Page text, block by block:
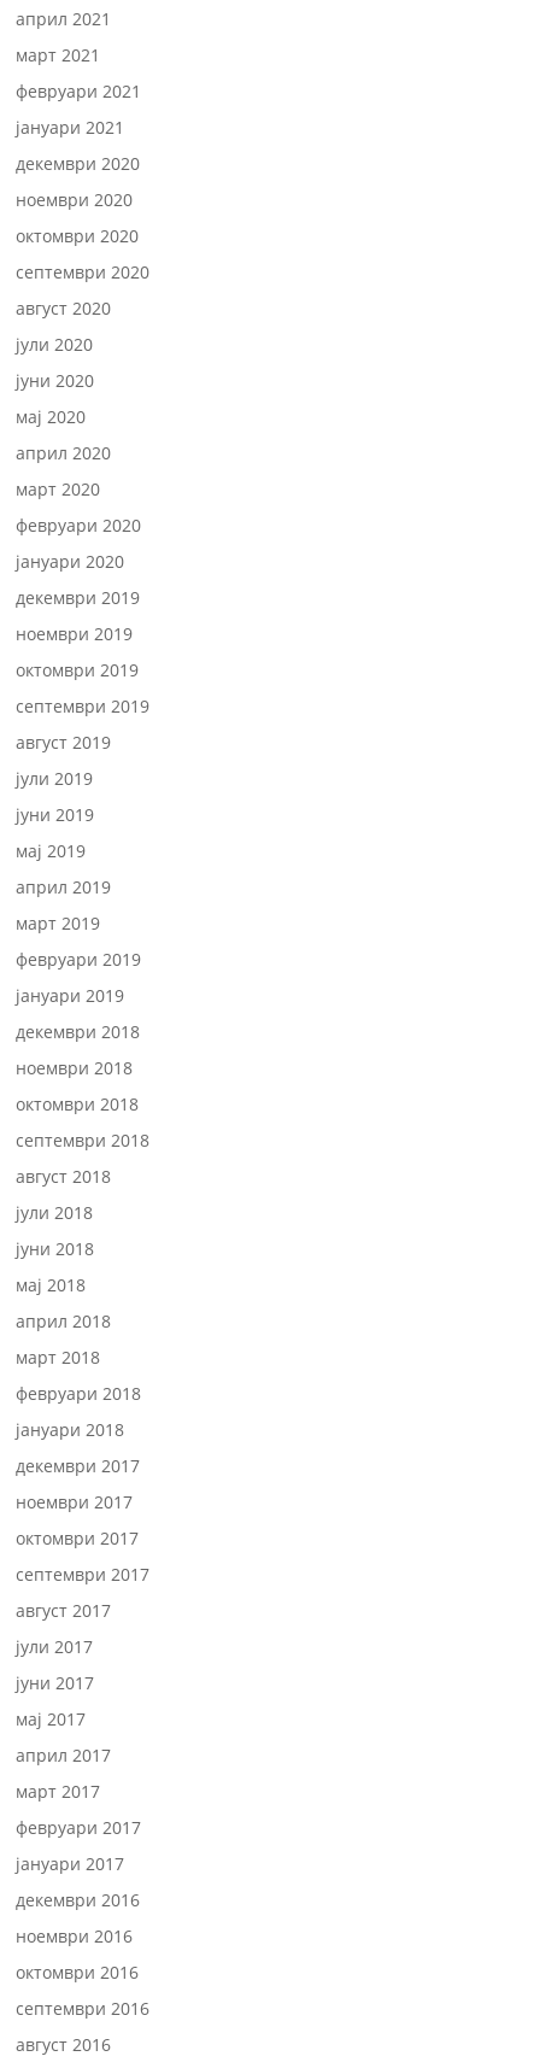
април 2021
март 2021
февруари 2021
јануари 2021
декември 2020
ноември 2020
октомври 2020
септември 2020
август 2020
јули 2020
јуни 2020
мај 2020
април 2020
март 2020
февруари 2020
јануари 2020
декември 2019
ноември 2019
октомври 2019
септември 2019
август 2019
јули 2019
јуни 2019
мај 2019
април 2019
март 2019
февруари 2019
јануари 2019
декември 2018
ноември 2018
октомври 2018
септември 2018
август 2018
јули 2018
јуни 2018
мај 2018
април 2018
март 2018
февруари 2018
јануари 2018
декември 2017
ноември 2017
октомври 2017
септември 2017
август 2017
јули 2017
јуни 2017
мај 2017
април 2017
март 2017
февруари 2017
јануари 2017
декември 2016
ноември 2016
октомври 2016
септември 2016
август 2016